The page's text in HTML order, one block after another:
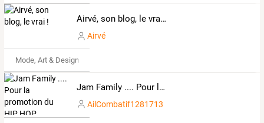
Airvé, son blog, le vrai !
Airvé
Mode, Art & Design
Jam Family .... Pour la promotion du HIP HOP
AilCombatif1281713